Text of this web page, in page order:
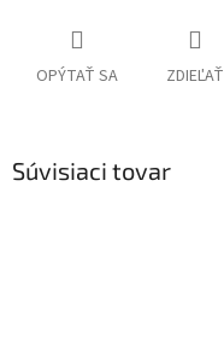
OPÝTAŤ SA ZDIEĽAŤ
Súvisiaci tovar